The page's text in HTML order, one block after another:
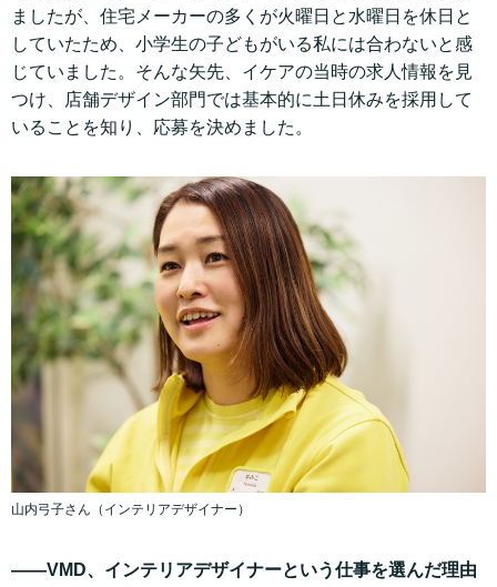
ましたが、住宅メーカーの多くが火曜日と水曜日を休日と
していたため、小学生の子どもがいる私には合わないと感
じていました。そんな矢先、イケアの当時の求人情報を見
つけ、店舗デザイン部門では基本的に土日休みを採用して
いることを知り、応募を決めました。
山内弓子さん（インテリアデザイナー）
——VMD、インテリアデザイナーという仕事を選んだ理由